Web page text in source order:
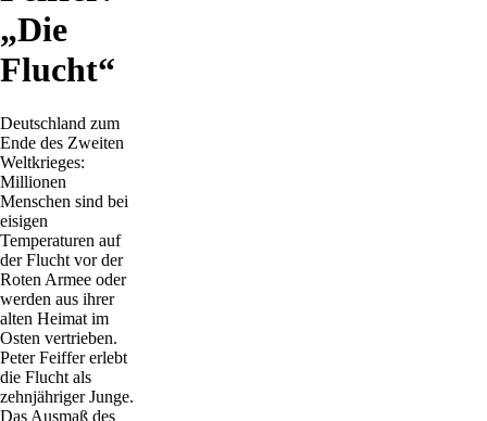
„Die
Flucht“
Deutschland zum
Ende des Zweiten
Weltkrieges:
Millionen
Menschen sind bei
eisigen
Temperaturen auf
der Flucht vor der
Roten Armee oder
werden aus ihrer
alten Heimat im
Osten vertrieben.
Peter Feiffer erlebt
die Flucht als
zehnjähriger Junge.
Das Ausmaß des